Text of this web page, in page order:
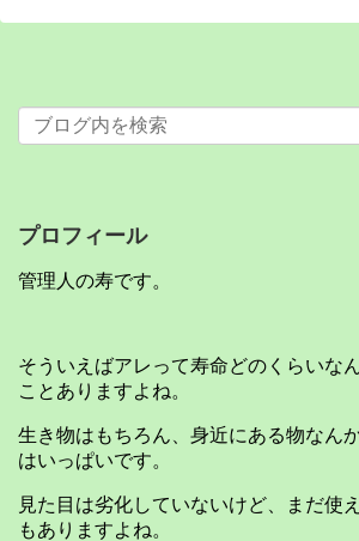
プロフィール
管理人の寿です。
そういえばアレって寿命どのくらいな
ことありますよね。
生き物はもちろん、身近にある物なん
はいっぱいです。
見た目は劣化していないけど、まだ使
もありますよね。